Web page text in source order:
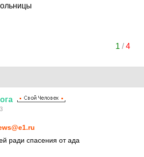
1 /4
ради спасения от ада